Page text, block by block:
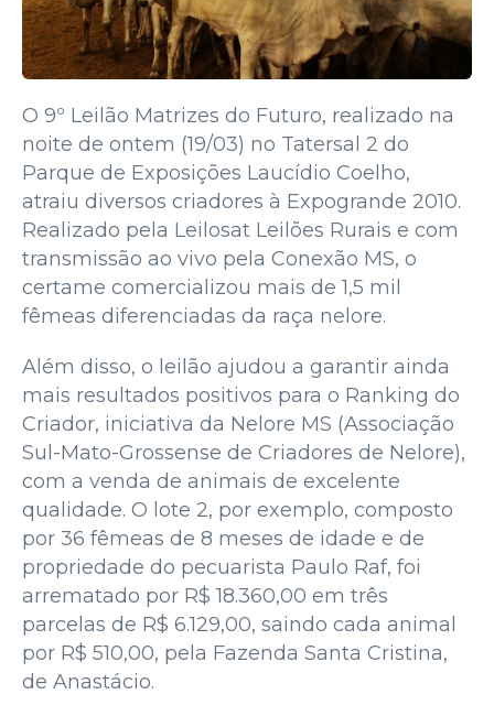
O 9º Leilão Matrizes do Futuro, realizado na
noite de ontem (19/03) no Tatersal 2 do
Parque de Exposições Laucídio Coelho,
atraiu diversos criadores à Expogrande 2010.
Realizado pela Leilosat Leilões Rurais e com
transmissão ao vivo pela Conexão MS, o
certame comercializou mais de 1,5 mil
fêmeas diferenciadas da raça nelore.
Além disso, o leilão ajudou a garantir ainda
mais resultados positivos para o Ranking do
Criador, iniciativa da Nelore MS (Associação
Sul-Mato-Grossense de Criadores de Nelore),
com a venda de animais de excelente
qualidade. O lote 2, por exemplo, composto
por 36 fêmeas de 8 meses de idade e de
propriedade do pecuarista Paulo Raf, foi
arrematado por R$ 18.360,00 em três
parcelas de R$ 6.129,00, saindo cada animal
por R$ 510,00, pela Fazenda Santa Cristina,
de Anastácio.